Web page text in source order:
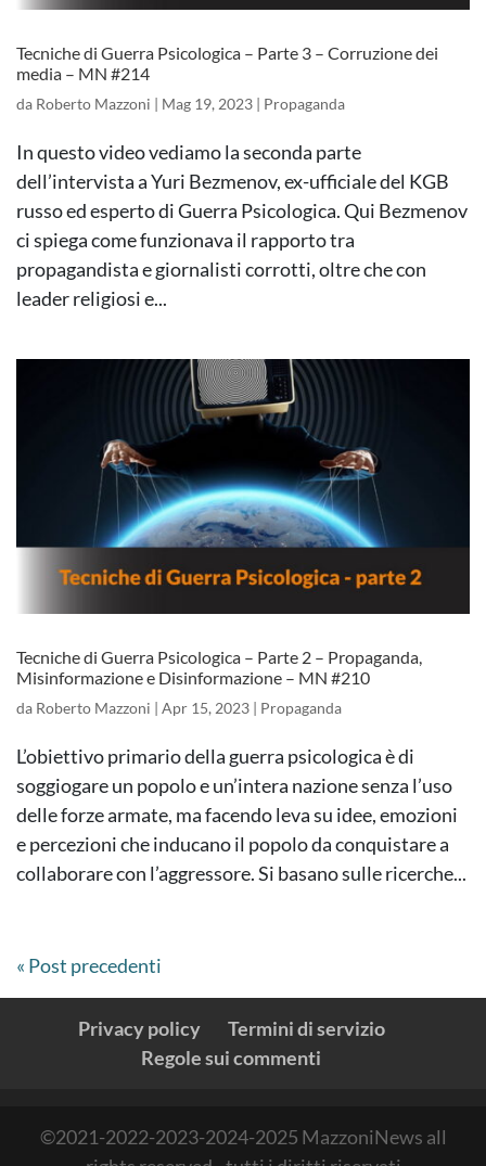
Tecniche di Guerra Psicologica – Parte 3 – Corruzione dei
media – MN #214
da Roberto Mazzoni | Mag 19, 2023 | Propaganda
In questo video vediamo la seconda parte
dell’intervista a Yuri Bezmenov, ex-ufficiale del KGB
russo ed esperto di Guerra Psicologica. Qui Bezmenov
ci spiega come funzionava il rapporto tra
propagandista e giornalisti corrotti, oltre che con
leader religiosi e...
Tecniche di Guerra Psicologica – Parte 2 – Propaganda,
Misinformazione e Disinformazione – MN #210
da Roberto Mazzoni | Apr 15, 2023 | Propaganda
L’obiettivo primario della guerra psicologica è di
soggiogare un popolo e un’intera nazione senza l’uso
delle forze armate, ma facendo leva su idee, emozioni
e percezioni che inducano il popolo da conquistare a
collaborare con l’aggressore. Si basano sulle ricerche...
« Post precedenti
Privacy policy
Termini di servizio
Regole sui commenti
©2021-2022-2023-2024-2025 MazzoniNews all